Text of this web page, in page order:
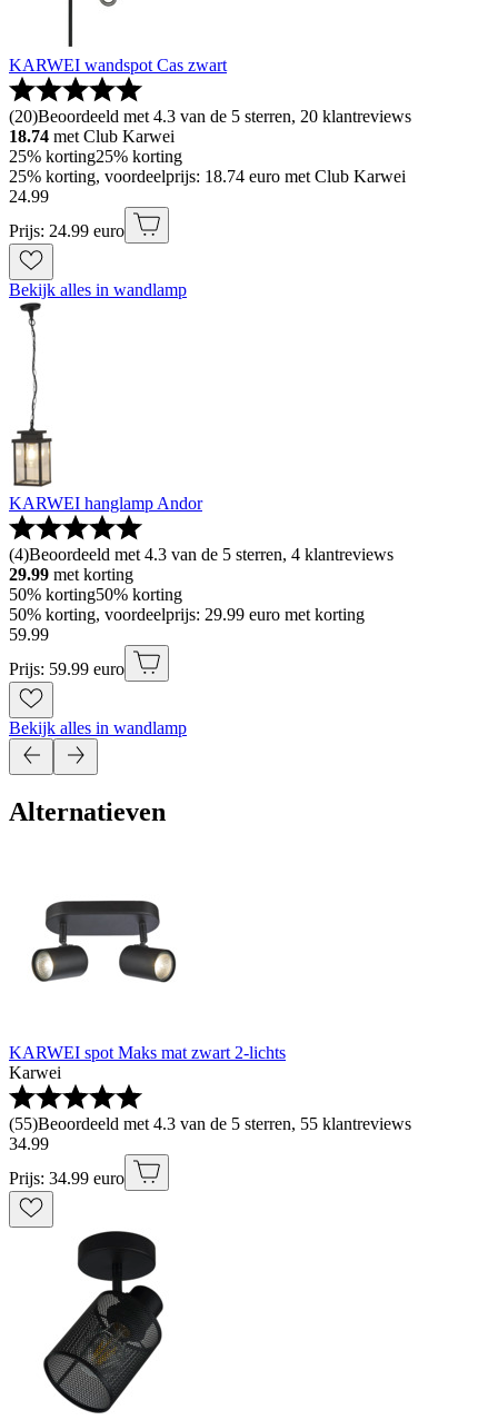
KARWEI wandspot Cas zwart
(20)Beoordeeld met 4.3 van de 5 sterren, 20 klantreviews
18.74 met Club Karwei
25% korting25% korting
25% korting, voordeelprijs: 18.74 euro met Club Karwei
24.99
Prijs: 24.99 euro
Bekijk alles in wandlamp
KARWEI hanglamp Andor
(4)Beoordeeld met 4.3 van de 5 sterren, 4 klantreviews
29.99 met korting
50% korting50% korting
50% korting, voordeelprijs: 29.99 euro met korting
59.99
Prijs: 59.99 euro
Bekijk alles in wandlamp
Alternatieven
KARWEI spot Maks mat zwart 2-lichts
Karwei
(55)Beoordeeld met 4.3 van de 5 sterren, 55 klantreviews
34.99
Prijs: 34.99 euro